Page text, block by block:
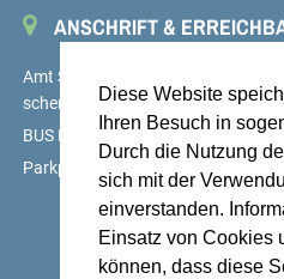
Diese Website
Ihren Besuch in
Durch die Nutzung
sich mit der
einverstanden.
Einsatz von Cookies
können, dass diese
ANSCHRIFT &
Amt Schenkenländchen, Markt 9,
schenkenlaendchen.de
BUS Linien 725, 726 und 727,
Parkplätze auf dem Hof des Amtes